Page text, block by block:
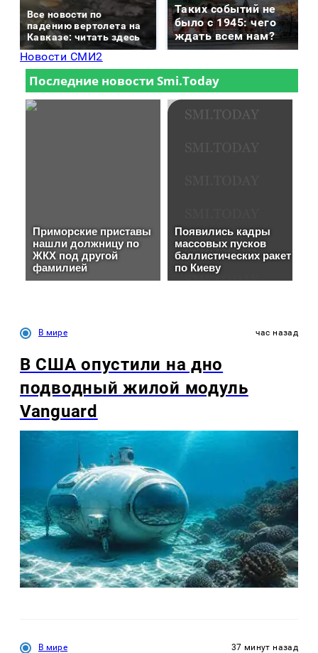
Все новости по
падению вертолета на
Кавказе: читать здесь
Таких событий не
было с 1945: чего
ждать всем нам?
Новости СМИ2
В мире час назад
В США опустили на дно
подводный жилой модуль
Vanguard
В мире 37 минут назад